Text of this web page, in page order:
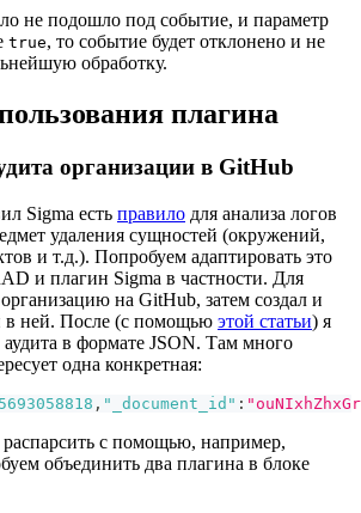
не подошло под событие, и параметр
true, то событие будет отклонено и не
обработку.
плагина
организации в GitHub
Sigma есть правило для анализа логов
удаления сущностей (окружений,
и т.д.). Попробуем адаптировать это
и плагин Sigma в частности. Для
на GitHub, затем создал и
в ней. После (с помощью этой статьи) я
аудита в формате JSON. Там много
одна конкретная:
, "_document_id" :
с помощью, например,
объединить два плагина в блоке